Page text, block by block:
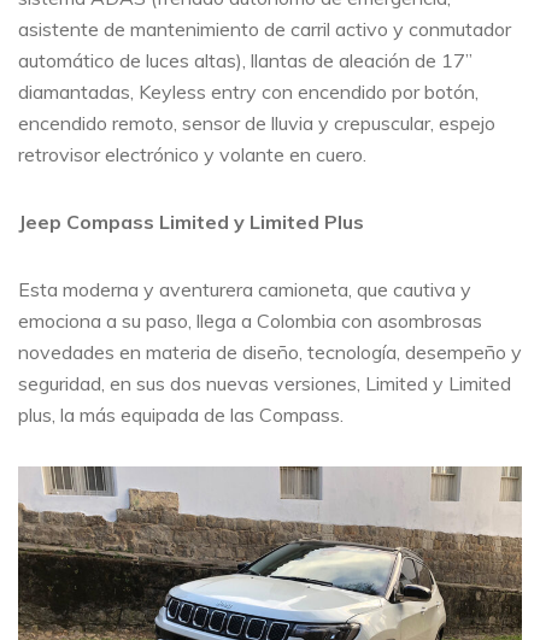
asistente de mantenimiento de carril activo y conmutador
automático de luces altas), llantas de aleación de 17”
diamantadas, Keyless entry con encendido por botón,
encendido remoto, sensor de lluvia y crepuscular, espejo
retrovisor electrónico y volante en cuero.
Jeep Compass Limited y Limited Plus
Esta moderna y aventurera camioneta, que cautiva y
emociona a su paso, llega a Colombia con asombrosas
novedades en materia de diseño, tecnología, desempeño y
seguridad, en sus dos nuevas versiones, Limited y Limited
plus, la más equipada de las Compass.